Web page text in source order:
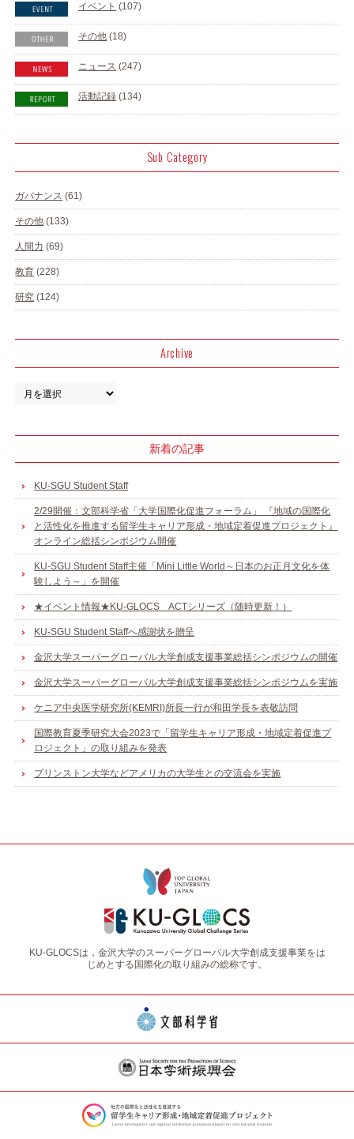
イベント (107)
その他 (18)
ニュース (247)
活動記録 (134)
Sub Category
ガバナンス (61)
その他 (133)
人間力 (69)
教育 (228)
研究 (124)
Archive
新着の記事
KU-SGU Student Staff
2/29開催：文部科学省「大学国際化促進フォーラム」 『地域の国際化
と活性化を推進する留学生キャリア形成・地域定着促進プロジェクト』
オンライン総括シンポジウム開催
KU-SGU Student Staff主催「Mini Little World～日本のお正月文化を体
験しよう～」を開催
★イベント情報★KU-GLOCS ACTシリーズ（随時更新！）
KU-SGU Student Staffへ感謝状を贈呈
金沢大学スーパーグローバル大学創成支援事業総括シンポジウムの開催
金沢大学スーパーグローバル大学創成支援事業総括シンポジウムを実施
ケニア中央医学研究所(KEMRI)所長一行が和田学長を表敬訪問
国際教育夏季研究大会2023で「留学生キャリア形成・地域定着促進プ
ロジェクト」の取り組みを発表
プリンストン大学などアメリカの大学生との交流会を実施
KU-GLOCSは，金沢大学のスーパーグローバル大学創成支援事業をは
じめとする国際化の取り組みの総称です。